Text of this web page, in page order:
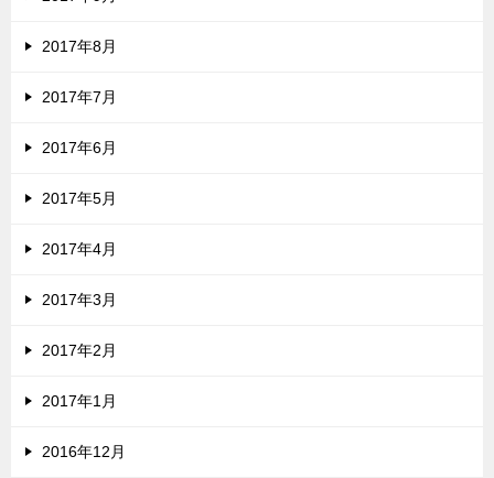
2017年8月
2017年7月
2017年6月
2017年5月
2017年4月
2017年3月
2017年2月
2017年1月
2016年12月